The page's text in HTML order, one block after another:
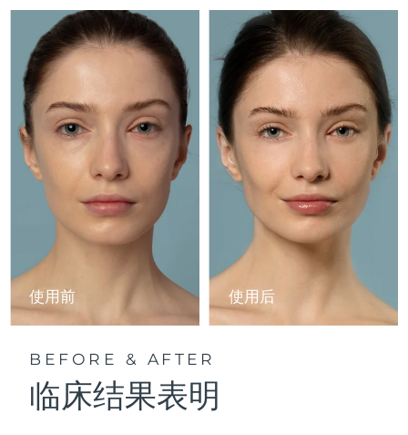
使用前 使用后
BEFORE & AFTER
临床结果表明
ESPADA™ 设备
All acne treatment devices
眼部护理设备
All revitalizing eye massagers
KIWI™ 皮肤护理
Advanced pore care essentials
LUNA™ Dual-Peptide Scalp
Serum
For healthy hair
issa™ Teeth Whitening Gel
护肤品 男士
全部购买
FOREO APP
关于我们
马恩岛 预计送达日期 8/10/26
以色列 预计送达日期 8/12/26
意大利 预计送达日期8/8/26
日本 8/11/26
泽西岛 预计送达日期8/13/26
哈萨克斯坦 预计送达日期
科威特 预计送达日期 8/8/26